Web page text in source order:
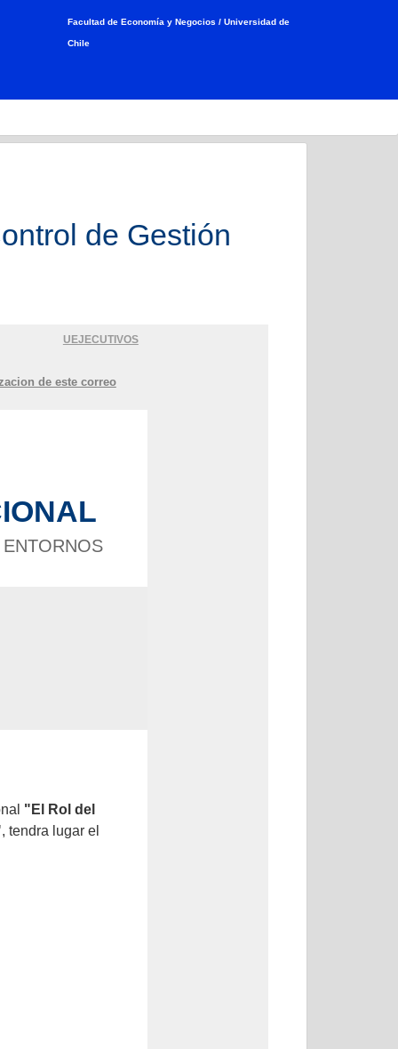
Facultad de Economía y Negocios / Universidad de
Chile
de Gestión
UEJECUTIVOS
de este correo
"El Rol del
, tendra lugar el